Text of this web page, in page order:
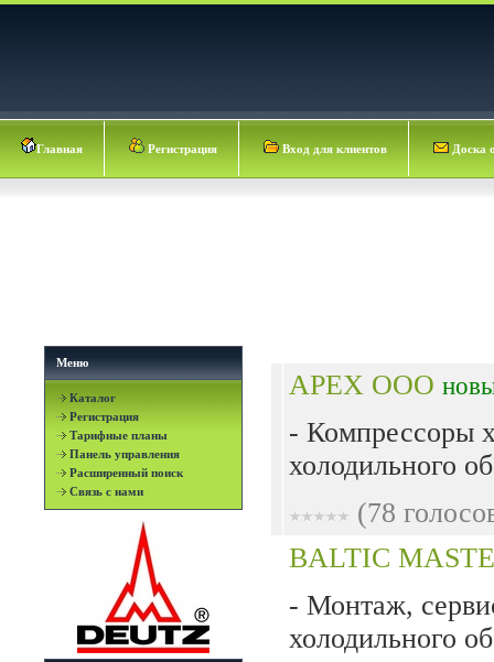
Главная Регистрация Вход для клиентов Доска
Меню
Каталог
Регистрация
Тарифные планы
Панель управления
Расширенный поиск
Связь с нами
APEX ООО
- Компрессоры
холодильного
(78
BALTIC
- Монтаж,
холодильного